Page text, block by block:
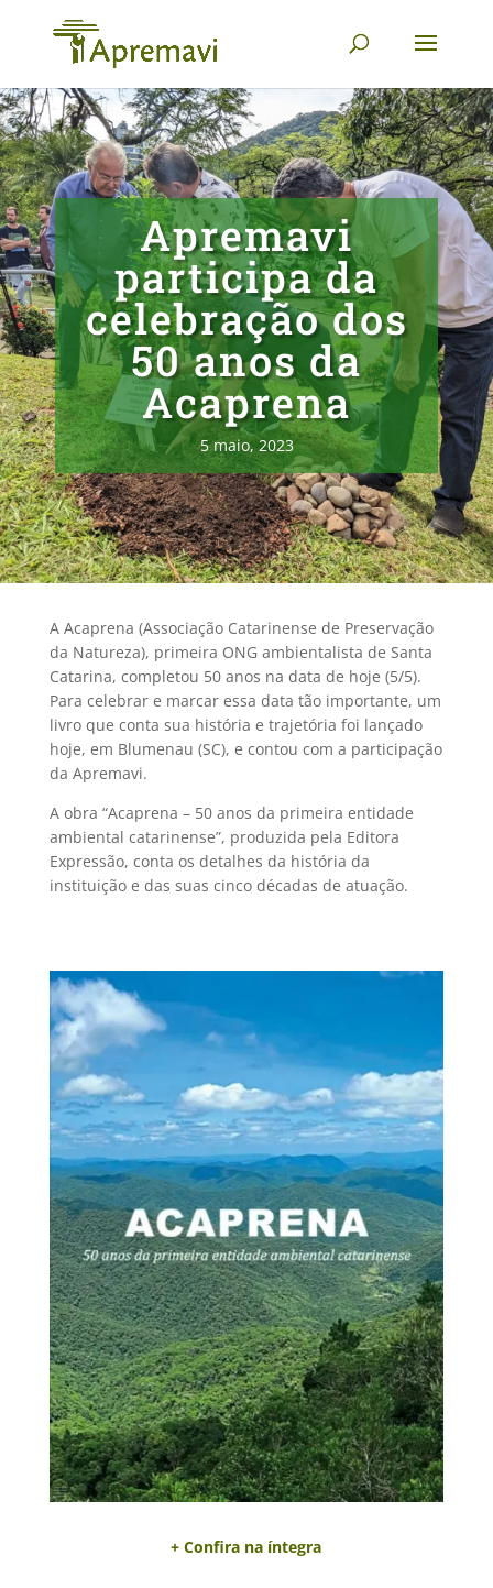
Apremavi
participa da
celebração dos
50 anos da
Acaprena
5 maio, 2023
A Acaprena (Associação Catarinense de Preservação
da Natureza), primeira ONG ambientalista de Santa
Catarina, completou 50 anos na data de hoje (5/5).
Para celebrar e marcar essa data tão importante, um
livro que conta sua história e trajetória foi lançado
hoje, em Blumenau (SC), e contou com a participação
da Apremavi.
A obra “Acaprena – 50 anos da primeira entidade
ambiental catarinense”, produzida pela Editora
Expressão, conta os detalhes da história da
instituição e das suas cinco décadas de atuação.
+ Confira na íntegra